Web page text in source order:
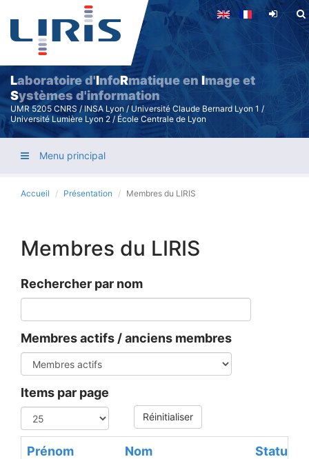
Aller
contenu
principal
Laboratoire d'InfoRmatique en Image et
Systèmes d'information
UMR 5205 CNRS / INSA Lyon / Université Claude Bernard Lyon 1 /
Université Lumière Lyon 2 / École Centrale de Lyon
Menu principal
Accueil Présentation Membres du LIRIS
Membres du LIRIS
Rechercher par nom
Membres actifs / anciens membres
Items par page
Réinitialiser
Prénom Nom Statut